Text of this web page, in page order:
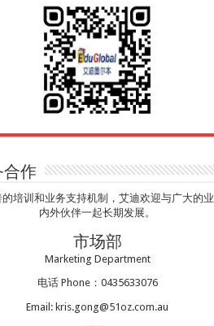
合作
培训和业务支持机制，艾迪欢迎与广大的业
内外伙伴一起长期发展。
市场部
Marketing Department
电话 Phone：0435633076
Email: kris.gong@51oz.com.au